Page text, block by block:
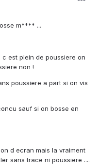
m**** ...
est plein de poussiere on
non !
poussiere a part si on vis
sauf si on bosse en
d ecran mais la vraiment
sans trace ni poussiere ....